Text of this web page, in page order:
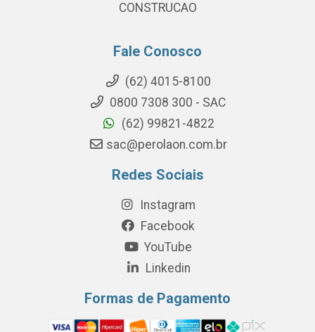
CONSTRUCAO
Fale Conosco
(62) 4015-8100
0800 7308 300 - SAC
(62) 99821-4822
sac@perolaon.com.br
Redes Sociais
Instagram
Facebook
YouTube
Linkedin
Formas de Pagamento